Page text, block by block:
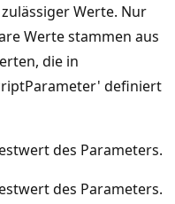
zulässiger Werte. Nur
Werte stammen aus
die in
definiert
des Parameters.
des Parameters.